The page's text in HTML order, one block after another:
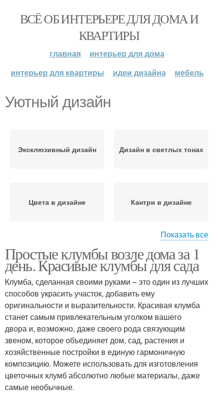
ВСЁ ОБ ИНТЕРЬЕРЕ ДЛЯ ДОМА И
КВАРТИРЫ
главная
интерьер для дома
интерьер для квартиры
идеи дизайна мебель
Уютный дизайн
Эксклюзивный дизайн Дизайн в светлых тонах
Цвета в дизайне Кантри в дизайне
Современный дизайн Идеи для дизайна
Дизайн с галькой Дизайн в синих тонах
Показать все
Простые клумбы возле дома за 1
день. Красивые клумбы для сада
Клумба, сделанная своими руками – это один из лучших
способов украсить участок, добавить ему
оригинальности и выразительности. Красивая клумба
станет самым привлекательным уголком вашего
двора и, возможно, даже своего рода связующим
звеном, которое объединяет дом, сад, растения и
хозяйственные постройки в единую гармоничную
композицию. Можете использовать для изготовления
цветочных клумб абсолютно любые материалы, даже
самые необычные.